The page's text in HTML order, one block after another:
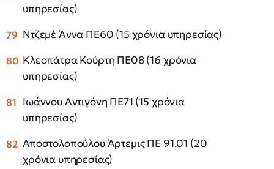
υπηρεσίας)
Ντζεμέ Άννα ΠΕ60 (15 χρόνια υπηρεσίας)
Κλεοπάτρα Κούρτη ΠΕ08 (16 χρόνια
υπηρεσίας)
Ιωάννου Αντιγόνη ΠΕ71 (15 χρόνια
υπηρεσίας)
Αποστολοπούλου Άρτεμις ΠΕ 91.01 (20
χρόνια υπηρεσίας)